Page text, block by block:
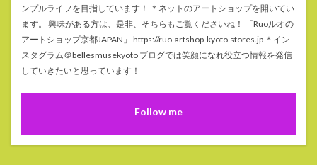
ンプルライフを目指しています！ ＊ネットのアートショップを開いてい
ます。 興味がある方は、是非、そちらもご覧くださいね！ 「Ruoルオの
アートショップ京都JAPAN」 https://ruo-artshop-kyoto.stores.jp ＊イン
スタグラム＠bellesmusekyoto ブログでは笑顔になれ役立つ情報を発信
していきたいと思っています！
Follow me